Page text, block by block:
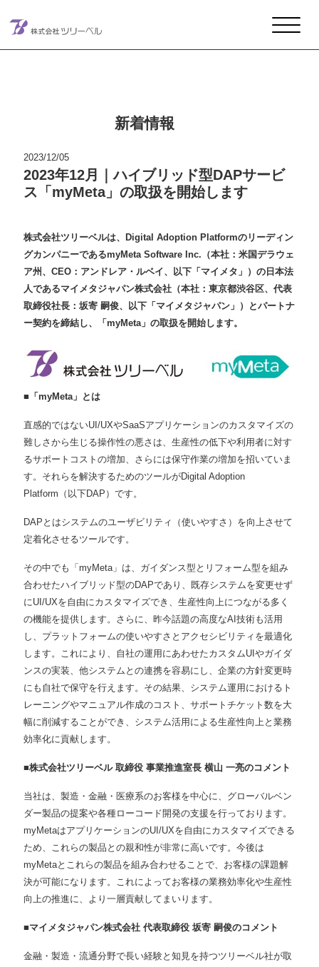
メインナビゲーション
新着情報
2023/12/05
2023年12月｜ハイブリッド型DAPサービ
ス「myMeta」の取扱を開始します
株式会社ツリーベルは、Digital Adoption Platformのリーディン
グカンパニーであるmyMeta Software Inc.（本社：⽶国デラウェ
ア州、CEO：アンドレア・ルベイ、以下「マイメタ」）の⽇本法
⼈であるマイメタジャパン株式会社（本社：東京都渋⾕区、代表
取締役社⻑：坂寄 嗣俊、以下「マイメタジャパン」）とパートナ
ー契約を締結し、「myMeta」の取扱を開始します。
■「myMeta」とは
直感的ではないUI/UXやSaaSアプリケーションのカスタマイズの
難しさから⽣じる操作性の悪さは、⽣産性の低下や利⽤者に対す
るサポートコストの増加、さらには保守作業の増加を招いていま
す。それらを解決するためのツールがDigital Adoption
Platform（以下DAP）です。
DAPとはシステムのユーザビリティ（使いやすさ）を向上させて
定着化させるツールです。
その中でも「myMeta」は、ガイダンス型とリフォーム型を組み
合わせたハイブリッド型のDAPであり、既存システムを変更せず
にUI/UXを⾃由にカスタマイズでき、⽣産性向上につながる多く
の機能を提供します。さらに、昨今話題の⾼度なAI技術も活⽤
し、プラットフォームの使いやすさとアクセシビリティを最適化
します。これにより、⾃社の運⽤にあわせたカスタムUIやガイダ
ンスの実装、他システムとの連携を容易にし、企業の⽅針変更時
にも⾃社で保守を⾏えます。その結果、システム運⽤におけるト
レーニングやマニュアル作成のコスト、サポートチケット数を⼤
幅に削減することができ、システム活⽤による⽣産性向上と業務
効率化に貢献します。
■株式会社ツリーベル 取締役 事業推進室⻑ 横⼭ ⼀亮のコメント
当社は、製造・⾦融・医療系のお客様を中⼼に、グローバルベン
ダー製品の提案や各種ローコード開発の⽀援を⾏っております。
myMetaはアプリケーションのUI/UXを⾃由にカスタマイズできる
ため、これらの製品との親和性が⾮常に⾼いです。今後は
myMetaとこれらの製品を組み合わせることで、お客様の課題解
決が可能になります。これによってお客様の業務効率化や⽣産性
向上の推進に、より⼀層貢献してまいります。
■マイメタジャパン株式会社 代表取締役 坂寄 嗣俊のコメント
⾦融・製造・流通分野で⻑い経験と知⾒を持つツリーベル社が取